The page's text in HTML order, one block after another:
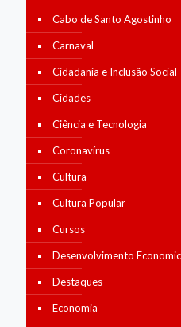
Cabo de Santo Agostinho
Carnaval
Cidadania e Inclusão Social
Cidades
Ciência e Tecnologia
Coronavírus
Cultura
Cultura Popular
Cursos
Desenvolvimento
Destaques
Economia